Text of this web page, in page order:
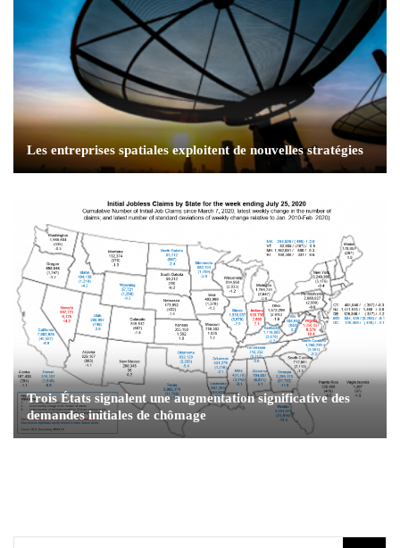
Les entreprises spatiales exploitent de nouvelles stratégies
Trois États signalent une augmentation significative des
demandes initiales de chômage